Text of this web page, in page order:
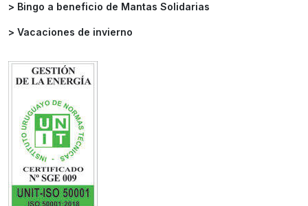
> Bingo a beneficio de Mantas Solidarias
> Vacaciones de invierno